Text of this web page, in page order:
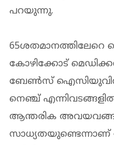
പറയുന്നു.
65ശതമാനത്തിലേറെ
കോഴിക്കോട്
ബേണ്‍സ് ഐസിയുവില്‍
നെഞ്ച്
ആന്തരിക
സാധ്യതയുണ്ടെന്നാണ്